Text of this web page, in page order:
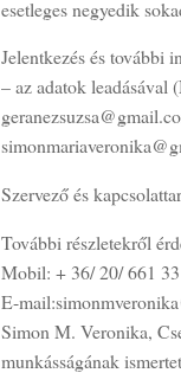
esetleges negyedik
Jelentkezés és további
– az adatok leadásával
Szervező és
További részletekről
Mobil: + 36/ 20/ 661
E-
Simon M. Veronika,
munkásságának